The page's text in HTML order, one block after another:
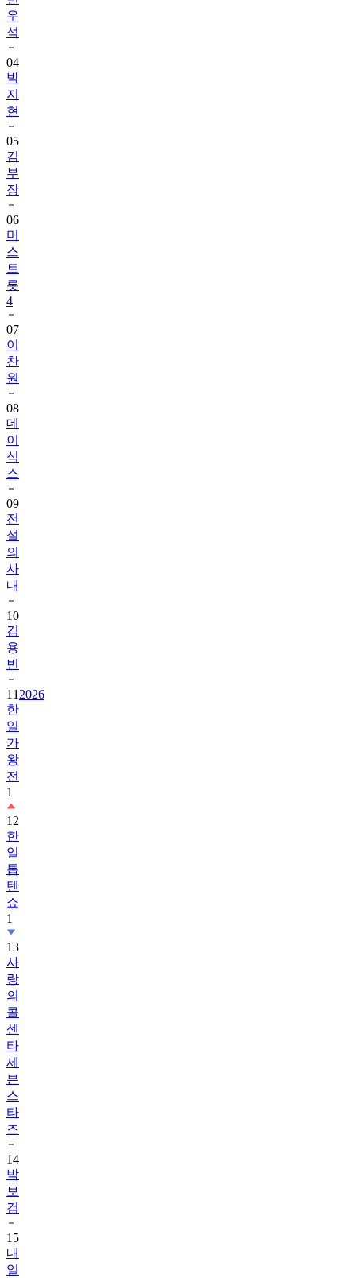
우
석
04
박
지
현
05
김
부
장
06
미
스
트
롯
4
07
이
찬
원
08
데
이
식
스
09
전
설
의
사
내
10
김
용
빈
11 2026
한
일
가
왕
전
1
12
한
일
톱
텐
쇼
1
13
사
랑
의
콜
센
타
세
븐
스
타
즈
14
박
보
검
15
내
일